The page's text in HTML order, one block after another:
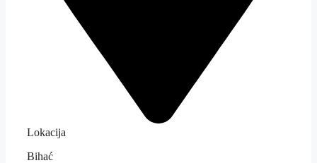
Lokacija
Bihać